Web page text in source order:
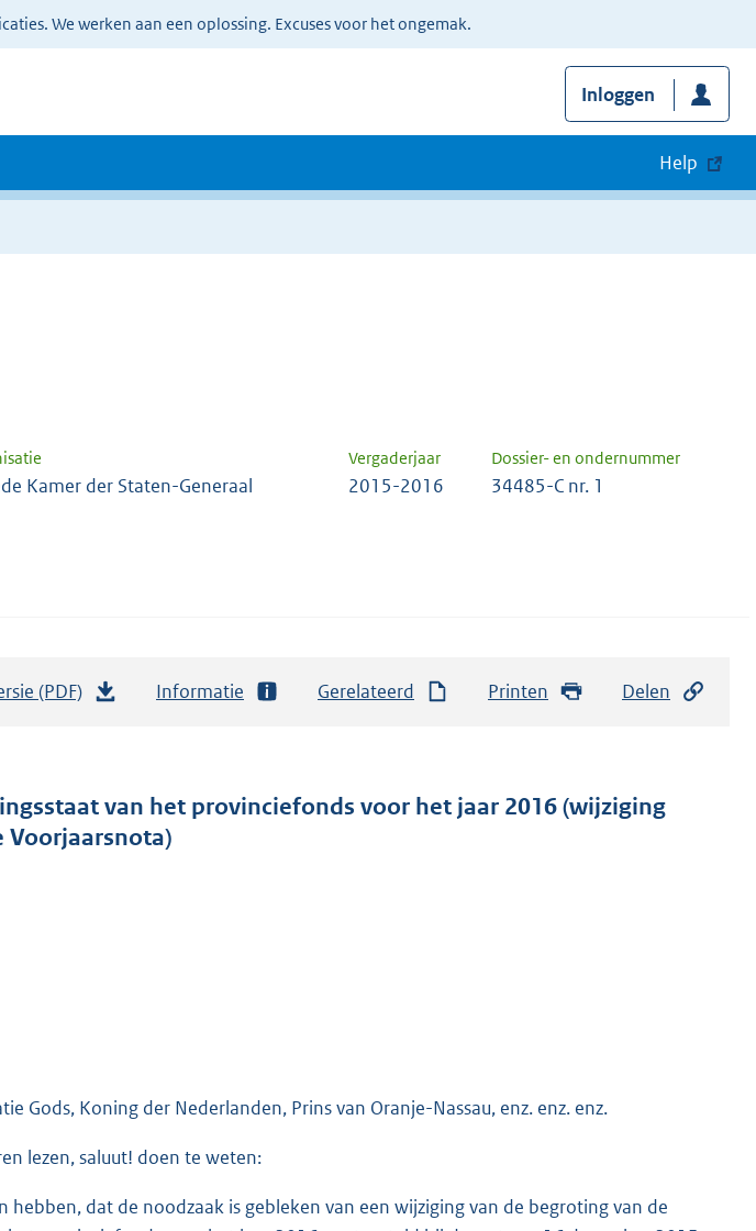
We werken aan een oplossing. Excuses voor het ongemak.
Inloggen
Help
Vergaderjaar Dossier- en ondernummer
Kamer der Staten-Generaal 2015-2016 34485-C nr. 1
(PDF)
a
n
e
5
1
Informatie Gerelateerd Printen Delen
van het provinciefonds voor het jaar 2016 (wijziging
Voorjaarsnota)
Gods, Koning der Nederlanden, Prins van Oranje-Nassau, enz. enz. enz.
lezen, saluut! doen te weten:
hebben, dat de noodzaak is gebleken van een wijziging van de begroting van de